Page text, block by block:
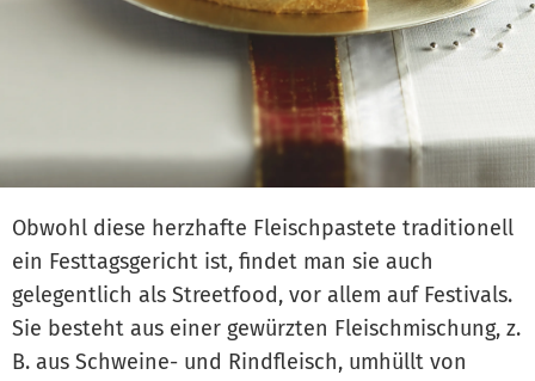
Obwohl diese herzhafte Fleischpastete traditionell
ein Festtagsgericht ist, findet man sie auch
gelegentlich als Streetfood, vor allem auf Festivals.
Sie besteht aus einer gewürzten Fleischmischung, z.
B. aus Schweine- und Rindfleisch, umhüllt von